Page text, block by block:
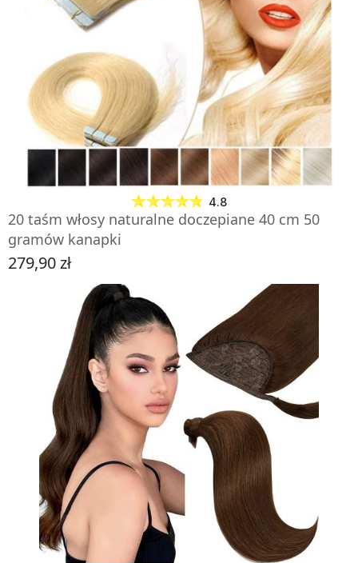
ZOBACZ PRODUKT
4.8
20 taśm włosy naturalne doczepiane 40 cm 50
gramów kanapki
Cena
279,90 zł
ZOBACZ PRODUKT